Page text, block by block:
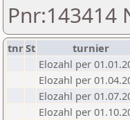
Pnr:143414
tnrSt turnier
Elozahl per
Elozahl per
Elozahl per
Elozahl per